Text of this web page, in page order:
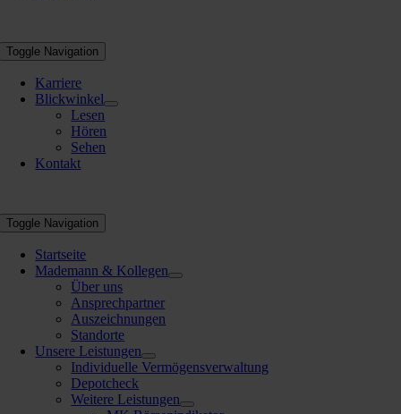
Toggle Navigation
Karriere
Blickwinkel
Lesen
Hören
Sehen
Kontakt
Toggle Navigation
Startseite
Mademann & Kollegen
Über uns
Ansprechpartner
Auszeichnungen
Standorte
Unsere Leistungen
Individuelle Vermögensverwaltung
Depotcheck
Weitere Leistungen